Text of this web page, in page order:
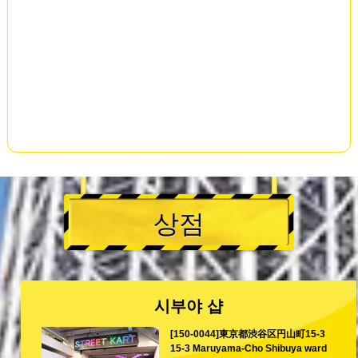
상점
시부야 샵
[150-0044]東京都渋谷区円山町15-3
15-3 Maruyama-Cho Shibuya ward